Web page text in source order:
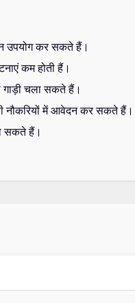
उपयोग कर सकते हैं।
कम होती हैं।
चला सकते हैं।
नौकरियों में आवेदन कर सकते हैं।
सकते हैं।